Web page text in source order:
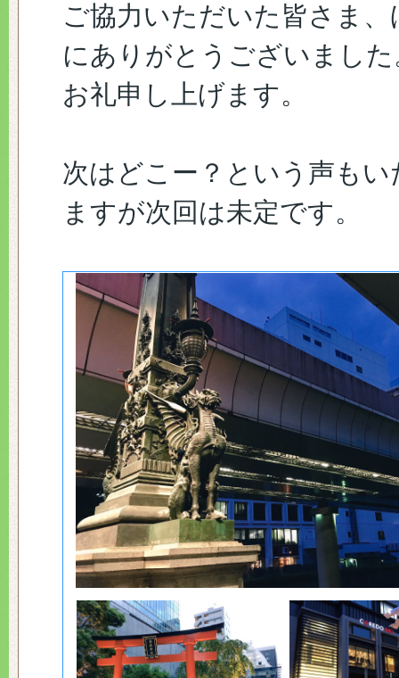
ご協力いただいた皆さま
にありがとうございまし
お礼申し上げます。
次はどこー？という声もい
ますが次回は未定です。